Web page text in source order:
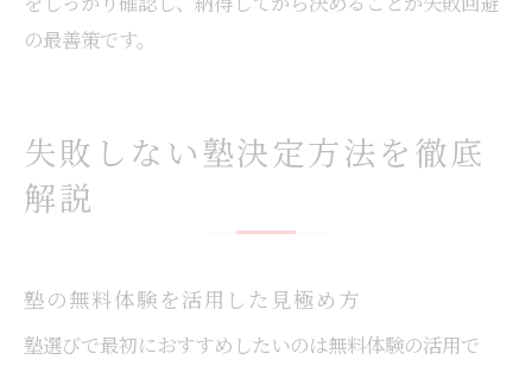
の最善策です。
失敗しない塾決定方法を徹底
解説
塾の無料体験を活用した見極め方
塾選びで最初におすすめしたいのは無料体験の活用で